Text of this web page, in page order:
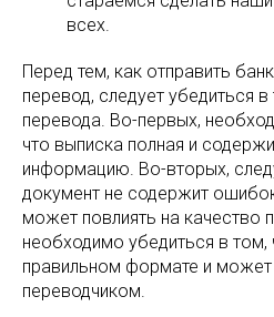
всех.
Перед тем, как отправить
перевод, следует убедиться
перевода. Во-первых,
что выписка полная и
информацию. Во-вторых,
документ не содержит
может повлиять на качество
необходимо убедиться в том,
правильном формате и может
переводчиком.